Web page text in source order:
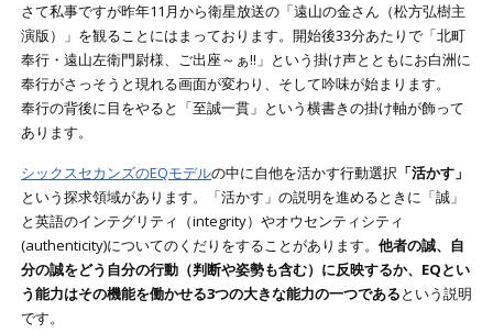
さて私事ですが昨年11月から衛星放送の「遠山の金さん（松方弘樹主
演版）」を観ることにはまっております。開始後33分あたりで「北町
奉行・遠山左衛門尉様、ご出座～ぁ!!」という掛け声とともにお白洲に
奉行がさっそうと現れる画面が変わり、そして吟味が始まります。
奉行の背後に目をやると「至誠一貫」という横書きの掛け軸が飾って
あります。
シックスセカンズのEQモデルの中に自他を活かす行動選択 「活かす」
という探求領域があります。「活かす」の説明を進めるときに「誠」
と英語のインテグリティ（integrity）やオウセンティシティ
(authenticity)についてのくだりをすることがあります。 他者の誠、自
分の誠をどう自分の行動（判断や姿勢も含む）に反映するか、EQとい
う能力はその機能を働かせる3つの大きな能力の一つであるという説明
です。